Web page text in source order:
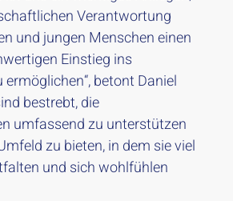
Verantwortung
und jungen Menschen einen
Einstieg ins
ermöglichen“, betont Daniel
bestrebt, die
umfassend zu unterstützen
zu bieten, in dem sie viel
und sich wohlfühlen